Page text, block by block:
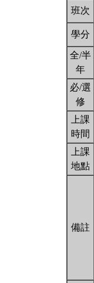
班次
學分
全/半
年
必/選
修
上課
時間
上課
地點
備註